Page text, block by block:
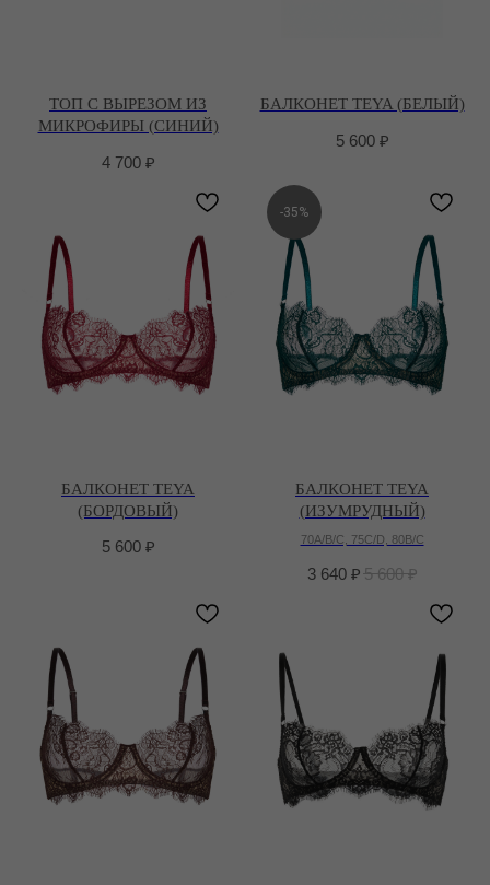
ТОП С ВЫРЕЗОМ ИЗ
МИКРОФИРЫ (СИНИЙ)
4 700 ₽
БАЛКОНЕТ TEYA (БЕЛЫЙ)
5 600 ₽
БАЛКОНЕТ TEYA
(БОРДОВЫЙ)
5 600 ₽
-35%
БАЛКОНЕТ TEYA
(ИЗУМРУДНЫЙ)
70A/B/C, 75C/D, 80B/C
3 640 ₽ 5 600 ₽